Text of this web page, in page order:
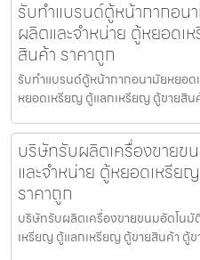
รับทำแบรนด์ตู้หน้ากากอน
ผลิตและจำหน่าย ตู้หยอด
สินค้า ราคาถูก
รับทำแบรนด์ตู้หน้ากากอนามัยหยอ
หยอดเหรียญ ตู้แลกเหรียญ ตู้ขายสิน
บริษัทรับผลิตเครื่องขายข
และจำหน่าย ตู้หยอดเหรี
ราคาถูก
บริษัทรับผลิตเครื่องขายขนม​อัตโนมั
เหรียญ ตู้แลกเหรียญ ตู้ขายสินค้า ตู้